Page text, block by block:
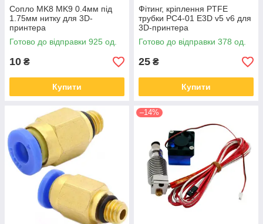
Сопло MK8 MK9 0.4мм під
1.75мм нитку для 3D-
принтера
Готово до відправки 925 од.
10 ₴
Купити
Фітинг, кріплення PTFE
трубки PC4-01 E3D v5 v6 для
3D-принтера
Готово до відправки 378 од.
25 ₴
Купити
–14%